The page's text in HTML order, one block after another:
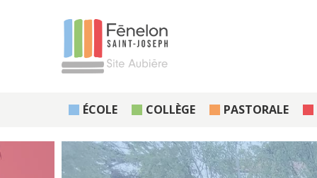
ÉCOLE COLLÈGE PASTORALE